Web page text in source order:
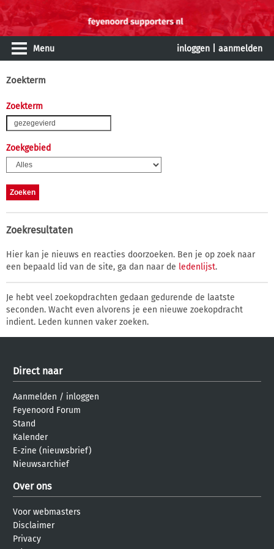
Menu inloggen aanmelden
Zoekterm
Zoekterm
Zoekgebied
Zoekresultaten
Hier kan je nieuws en reacties doorzoeken. Ben je op zoek naar
een bepaald lid van de site, ga dan naar de ledenlijst.
Je hebt veel zoekopdrachten gedaan gedurende de laatste
seconden. Wacht even alvorens je een nieuwe zoekopdracht
indient. Leden kunnen vaker zoeken.
Direct naar
Aanmelden / inloggen
Feyenoord Forum
Stand
Kalender
E-zine (nieuwsbrief)
Nieuwsarchief
Over ons
Voor webmasters
Disclaimer
Privacy